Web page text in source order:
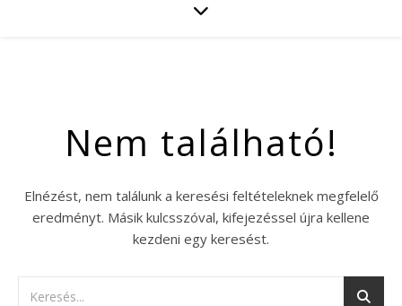
Nem található!
Elnézést, nem találunk a keresési feltételeknek megfelelő
eredményt. Másik kulcsszóval, kifejezéssel újra kellene
kezdeni egy keresést.